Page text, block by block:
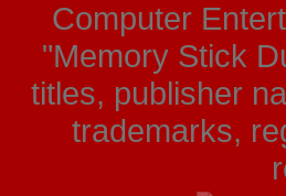
Computer
"Memory Stick
titles, publisher
trademarks,